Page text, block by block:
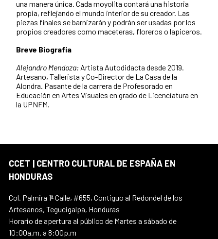
una manera única. Cada moyolita contará una historia
propia, reflejando el mundo interior de su creador. Las
piezas finales se barnizarán y podrán ser usadas por los
propios creadores como maceteras, floreros o lapiceros.
Breve Biografía
Alejandro Mendoza: Artista Autodidacta desde 2019.
Artesano, Tallerista y Co-Director de La Casa de la
Alondra. Pasante de la carrera de Profesorado en
Educación en Artes Visuales en grado de Licenciatura en
la UPNFM.
CCET | CENTRO CULTURAL DE ESPAÑA EN
HONDURAS
Col. Palmira 1ª Calle, #655, Contiguo al Redondel de los
Artesanos, Tegucigalpa, Honduras
Horario de apertura al público de Martes a sábado de
10:00a.m. a 8:00p.m